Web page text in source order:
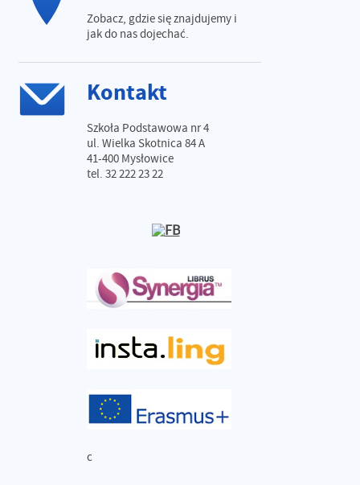
Zobacz, gdzie się znajdujemy i
jak do nas dojechać.
Kontakt
Szkoła Podstawowa nr 4
ul. Wielka Skotnica 84 A
41-400 Mysłowice
tel. 32 222 23 22
c